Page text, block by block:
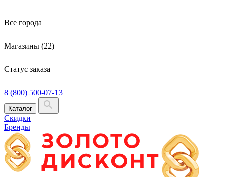
Все города
Магазины (22)
Статус заказа
8 (800) 500-07-13
Каталог
Скидки
Бренды